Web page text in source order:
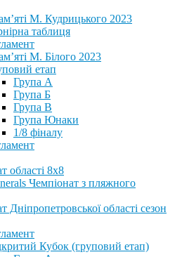
М. Кудрицького 2023
таблиця
М. Білого 2023
етап
Група А
Група Б
Група В
Група Юнаки
1/8 фіналу
області 8х8
Чемпіонат з пляжного
Дніпропетровської області сезон
Кубок (груповий етап)